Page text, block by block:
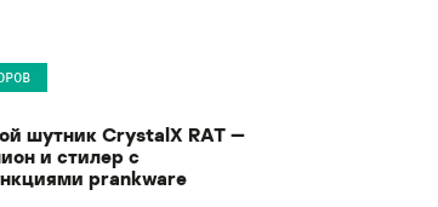
шутник CrystalX RAT —
и стилер с
prankware